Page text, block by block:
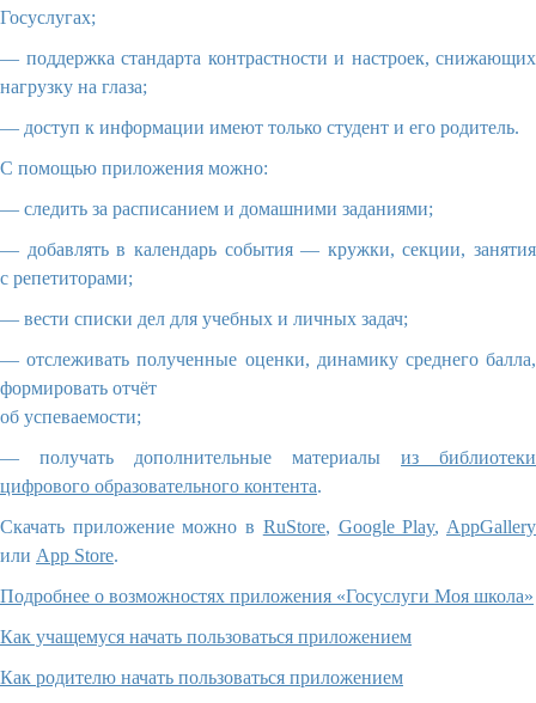
Госуслугах;
— поддержка стандарта контрастности и настроек, снижающих
нагрузку на глаза;
— доступ к информации имеют только студент и его родитель.
С помощью приложения можно:
— следить за расписанием и домашними заданиями;
— добавлять в календарь события — кружки, секции, занятия
с репетиторами;
— вести списки дел для учебных и личных задач;
— отслеживать полученные оценки, динамику среднего балла,
формировать отчёт
об успеваемости;
— получать дополнительные материалы из библиотеки
цифрового образовательного контента.
Скачать приложение можно в RuStore, Google Play, AppGallery
или App Store.
Подробнее о возможностях приложения «Госуслуги Моя школа»
Как учащемуся начать пользоваться приложением
Как родителю начать пользоваться приложением